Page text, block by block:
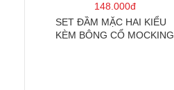
148.000đ
SET ĐẦM MẶC HAI KIỂU
KÈM BÔNG CỔ MOCKING